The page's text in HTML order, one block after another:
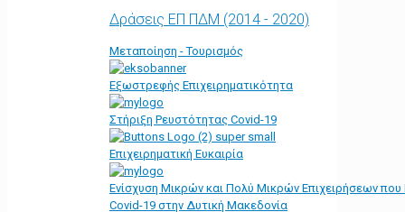
Δράσεις ΕΠ ΠΔΜ (2014 - 2020)
Μεταποίηση - Τουρισμός
Εξωστρεφής Επιχειρηματικότητα
Στήριξη Ρευστότητας Covid-19
Επιχειρηματική Ευκαιρία
Ενίσχυση Μικρών και Πολύ Μικρών Επιχειρήσεων
Covid-19 στην Δυτική Μακεδονία